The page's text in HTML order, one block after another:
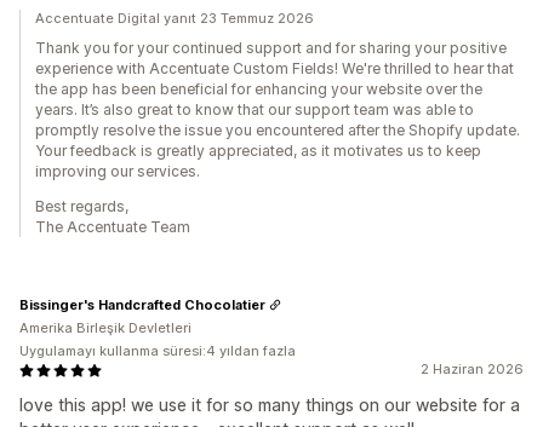
Accentuate Digital yanıt 23 Temmuz 2026
Thank you for your continued support and for sharing your positive
experience with Accentuate Custom Fields! We're thrilled to hear that
the app has been beneficial for enhancing your website over the
years. It’s also great to know that our support team was able to
promptly resolve the issue you encountered after the Shopify update.
Your feedback is greatly appreciated, as it motivates us to keep
improving our services.
Best regards,
The Accentuate Team
2 Haziran 2026
love this app! we use it for so many things on our website for a
Bissinger's Handcrafted Chocolatier
Amerika Birleşik Devletleri
Uygulamayı kullanma süresi:4 yıldan fazla